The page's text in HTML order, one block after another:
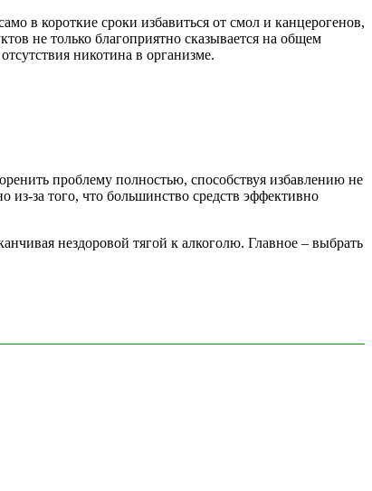
в короткие сроки избавиться от смол и канцерогенов,
не только благоприятно сказывается на общем
никотина в организме.
проблему полностью, способствуя избавлению не
из-за того, что большинство средств эффективно
нездоровой тягой к алкоголю. Главное – выбрать